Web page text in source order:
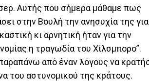
Αυτής που σήμερα μάθαμε πως
στην Βουλή την ανησυχία της για
κι αρνητική ήταν για την
η τραγωδία του Χίλσμπορο”.
από έναν λόγους να
του αστυνομικού της κράτους.